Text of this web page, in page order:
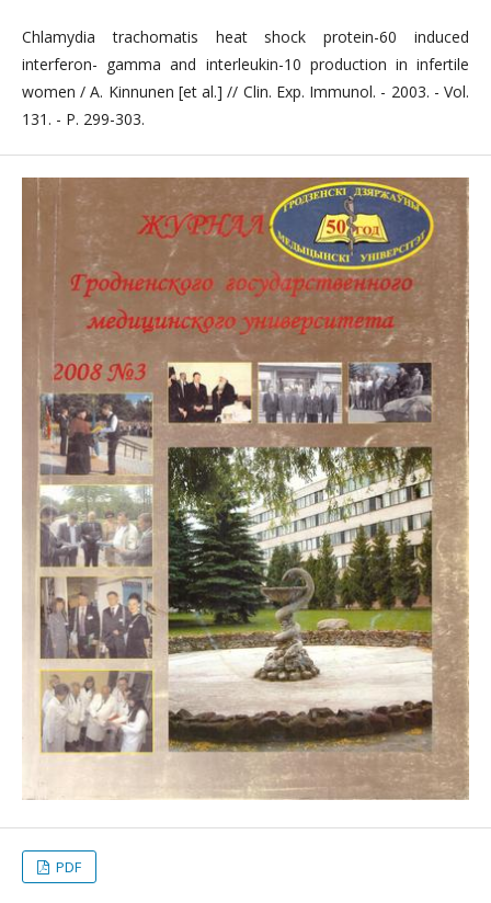
Chlamydia trachomatis heat shock protein-60 induced
interferon- gamma and interleukin-10 production in infertile
women / A. Kinnunen [et al.] // Clin. Exp. Immunol. - 2003. - Vol.
131. - P. 299-303.
PDF